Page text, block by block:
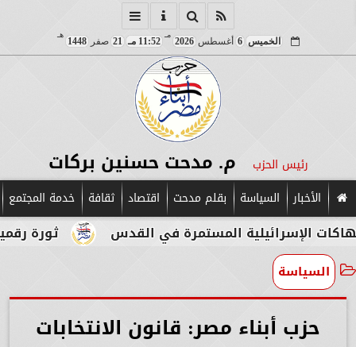
الخميس 6 أغسطس2026
مـ
11:52 مـ 21 صفر1448
هـ
رئيس الحزب م. مدحت حسنين بركات
الأخبار السياسة بقلم مدحت اقتصاد ثقافة خدمة المجتمع
ثورة رقمية في قلب المستمرة في القدس
السياسة
حزب أبناء مصر: قانون الانتخابات